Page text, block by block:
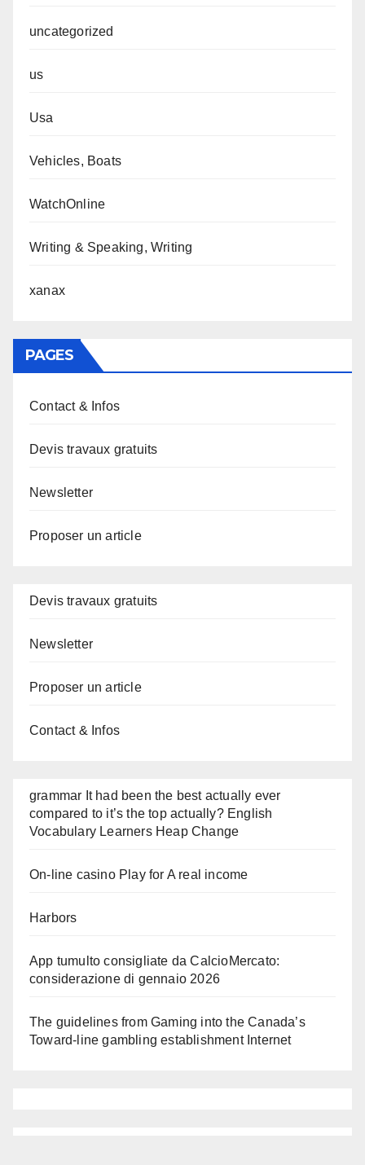
uncategorized
us
Usa
Vehicles, Boats
WatchOnline
Writing & Speaking, Writing
xanax
PAGES
Contact & Infos
Devis travaux gratuits
Newsletter
Proposer un article
Devis travaux gratuits
Newsletter
Proposer un article
Contact & Infos
grammar It had been the best actually ever
compared to it’s the top actually? English
Vocabulary Learners Heap Change
On-line casino Play for A real income
Harbors
App tumulto consigliate da CalcioMercato:
considerazione di gennaio 2026
The guidelines from Gaming into the Canada’s
Toward-line gambling establishment Internet